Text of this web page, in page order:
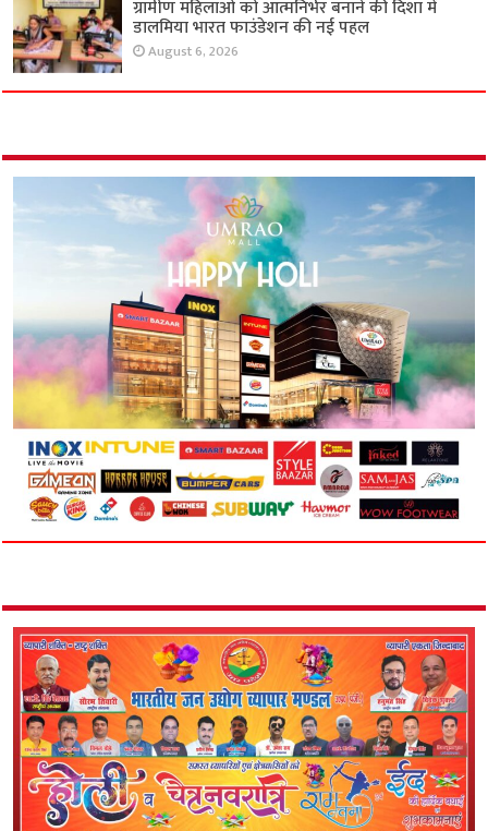
ग्रामीण महिलाओं को आत्मनिर्भर बनाने की दिशा में
डालमिया भारत फाउंडेशन की नई पहल
August 6, 2026